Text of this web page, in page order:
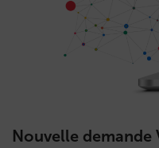
Nouvelle demande